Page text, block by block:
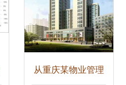
从重庆某物业管理